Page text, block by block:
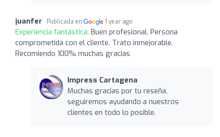
juanfer Publicada en 1 year ago
Experiencia fantástica: Buen profesional. Persona
comprometida con el cliente. Trato inmejorable.
Recomiendo 100% muchas gracias
Impress Cartagena
Muchas gracias por tu reseña,
seguiremos ayudando a nuestros
clientes en todo lo posible.